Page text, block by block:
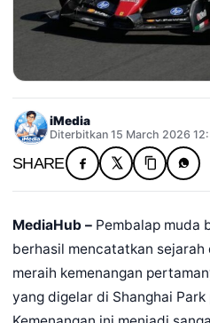
iMedia
Diterbitkan 15 March 2026
SHARE
MediaHub – Pembalap muda
berhasil mencatatkan sejarah
meraih kemenangan
yang digelar di Shanghai